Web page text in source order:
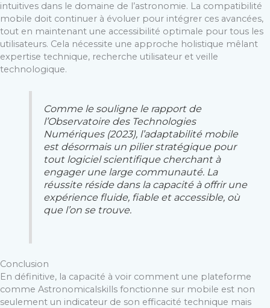
intuitives dans le domaine de l’astronomie. La compatibilité
mobile doit continuer à évoluer pour intégrer ces avancées,
tout en maintenant une accessibilité optimale pour tous les
utilisateurs. Cela nécessite une approche holistique mêlant
expertise technique, recherche utilisateur et veille
technologique.
Comme le souligne le rapport de
l’Observatoire des Technologies
Numériques (2023), l’adaptabilité mobile
est désormais un pilier stratégique pour
tout logiciel scientifique cherchant à
engager une large communauté. La
réussite réside dans la capacité à offrir une
expérience fluide, fiable et accessible, où
que l’on se trouve.
Conclusion
En définitive, la capacité à voir comment une plateforme
comme Astronomicalskills fonctionne sur mobile est non
seulement un indicateur de son efficacité technique mais